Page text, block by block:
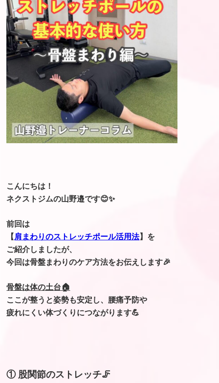
こんにちは！
ネクストジムの山野邉です😊✨
前回は
【 肩まわりのストレッチポール活用法】を
ご紹介しましたが、
今回は骨盤まわりのケア方法をお伝えします🎉
骨盤は体の土台🏠
ここが整うと姿勢も安定し、腰痛予防や
疲れにくい体づくりにつながります💪
① 股関節のストレッチ🦵